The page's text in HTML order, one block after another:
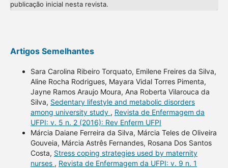
publicação inicial nesta revista.
Artigos Semelhantes
Sara Carolina Ribeiro Torquato, Emilene Freires da Silva,
Aline Rocha Rodrigues, Mayara Vidal Torres Pimenta,
Jayne Ramos Araujo Moura, Ana Roberta Vilarouca da
Silva, Sedentary lifestyle and metabolic disorders
among university study , Revista de Enfermagem da
UFPI: v. 5 n. 2 (2016): Rev Enferm UFPI
Márcia Daiane Ferreira da Silva, Márcia Teles de Oliveira
Gouveia, Márcia Astrês Fernandes, Rosana Dos Santos
Costa, Stress coping strategies used by maternity
nurses , Revista de Enfermagem da UFPI: v. 9 n. 1